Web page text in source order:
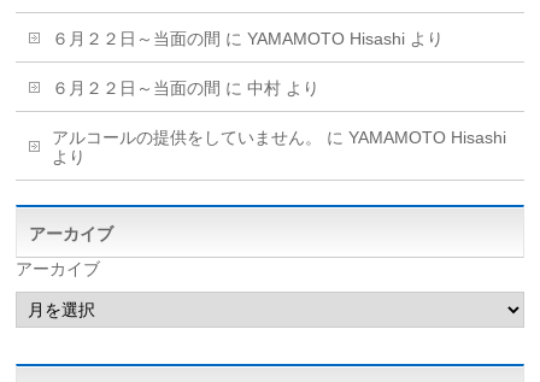
６月２２日～当面の間 にYAMAMOTO Hisashi より
６月２２日～当面の間 に中村 より
アルコールの提供をしていません。 にYAMAMOTO Hisashi
より
アーカイブ
アーカイブ